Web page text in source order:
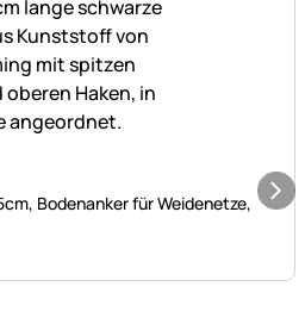
Bodenanker für Weidenetze,